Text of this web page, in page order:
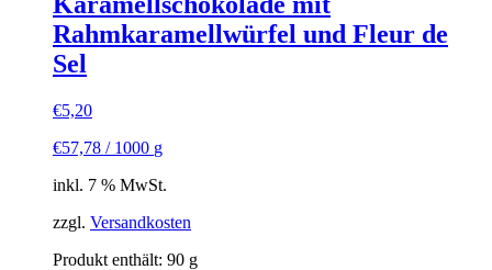
Rahmkaramellwürfel und Fleur de
Sel
€5,20
€57,78 / 1000 g
inkl. 7 % MwSt.
zzgl. Versandkosten
Produkt enthält: 90 g